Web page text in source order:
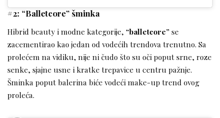
#2: “Balletcore” šminka
Hibrid beauty i modne kategorije, “balletcore”se
zacementirao kao jedan od vodećih trendova trenutno. Sa
prolećem na vidiku, nije ni čudo što su oči poput srne, roze
senke, sjajne usne i kratke trepavice u centru pažnje.
Šminka poput balerina biće vodeći make-up trend ovog
proleća.